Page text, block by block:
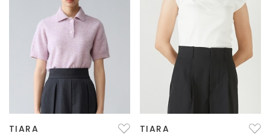
TIARA TIARA